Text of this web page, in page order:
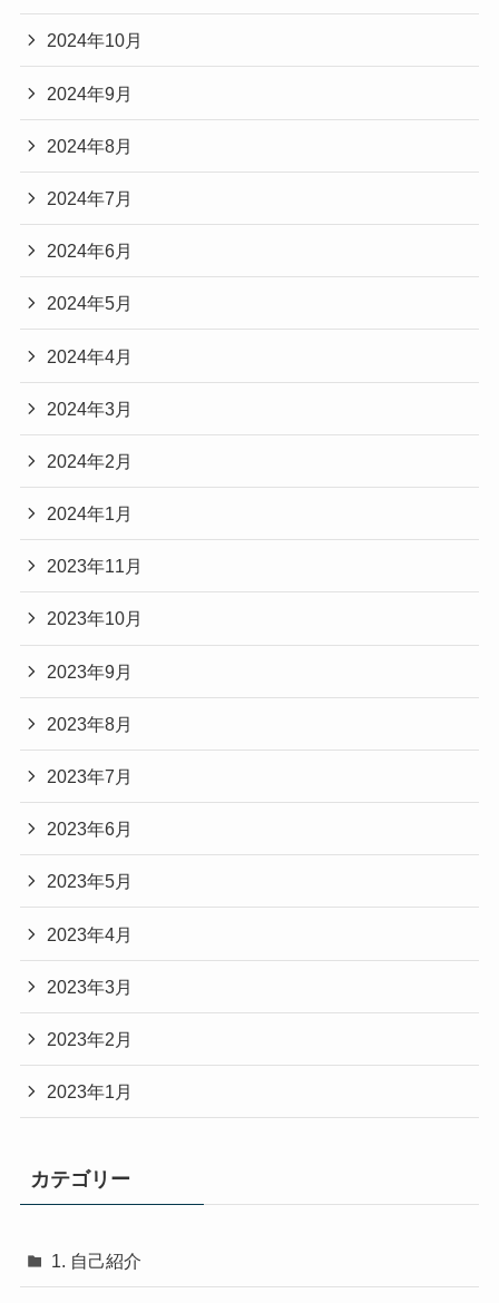
2024年10月
2024年9月
2024年8月
2024年7月
2024年6月
2024年5月
2024年4月
2024年3月
2024年2月
2024年1月
2023年11月
2023年10月
2023年9月
2023年8月
2023年7月
2023年6月
2023年5月
2023年4月
2023年3月
2023年2月
2023年1月
カテゴリー
1. 自己紹介